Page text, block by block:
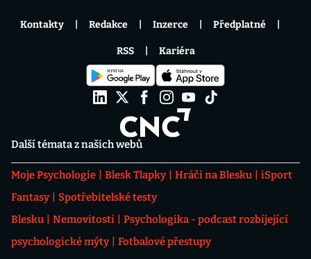
Další témata z našich webů
Moje Psychologie Blesk Tlapky Hráči na Blesku
iSport
Fantasy
Spotřebitelské testy
Blesku
Nemovitosti
Psychologika - podcast rozbíjející
psychologické mýty
Fotbalové přestupy
Kontakty Redakce Inzerce Předplatné
RSS Kariéra